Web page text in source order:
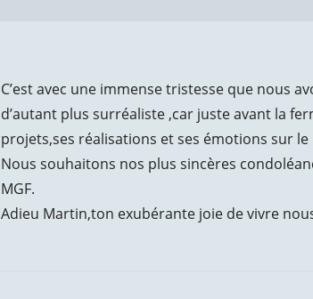
C’est avec une immense tristesse que nous
d’autant plus surréaliste ,car juste avant la
projets,ses réalisations et ses émotions sur le
Nous souhaitons nos plus sincères
MGF.
Adieu Martin,ton exubérante joie de vivre